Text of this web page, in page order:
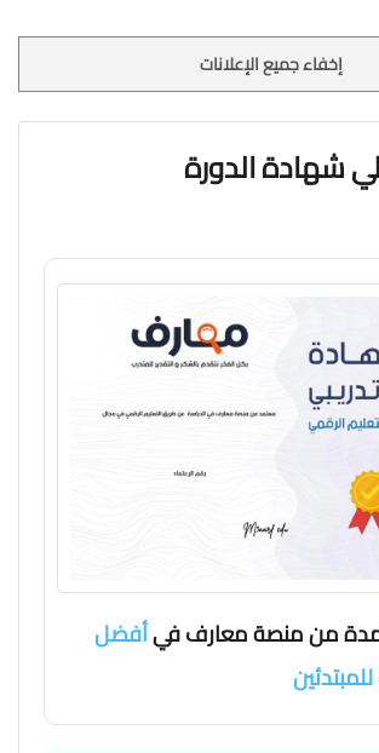
إخفاء جميع الإعلانات
شهادة الدورة
من منصة معارف فيأفضل